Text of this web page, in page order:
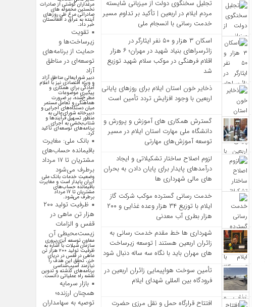
تجلیل سخنگوی دولت از میزبانی شایسته
مردم ایلام در اربعین | تأکید بر تداوم مسیر
خدمت‌ رسانی با انسجام ملی
اسکان ۳ هزار و ۵۰ نفر ایثارگر در
زائرسراهای بنیاد شهید در مهران؛ ۶ هزار
اقلام فرهنگی در موکب سلام شهید توزیع
شد
ذخایر خون استان ایلام برای روزهای پایانی
اربعین با وجود افزایش تردد تأمین است
گسترش همکاری‌ های آموزش و پرورش و
دانشگاه ملی مهارت استان ایلام در مسیر
توسعه آموزش‌های مهارتی
لزوم اصلاح ساختار تشکیلاتی و ایجاد
درآمدهای پایدار برای پایان دادن به بحران‌
های مالی شهرداری‌ ها
خدمت رسانی گسترده موکب شرکت گاز
ایلام با توزیع ۳۴ هزار وعده غذایی و ۲۰۰
هزار بطری آب معدنی
شهرداری‌ ها خط مقدم خدمت ‌رسانی به
زائران اربعین هستند | توسعه زیرساخت
‌های مهران باید با نگاه سه‌ ساله دنبال شود
تأمین سوخت هواپیمایی زائران اربعین در
فرودگاه بین المللی شهدای ایلام
افتتاح قرارگاه حمل‌ و نقل مرزی حضرت
مرغداران گوشتی از صادرات
نخستین محموله های
صادراتی مرغ طی روزهای
آینده به عراق د افغانستان
خبر داد.
تقویت
زیرساخت‌ها و
حمایت از برنامه‌های
توسعه‌ای در مناطق
آزاد
دبیر شورایعالی مناطق آزاد
و ویژه اقتصادی نیز با اعلام
آمادگی برای همکاری و
پیگیری موضوعات
مطرح‌شده، بر ضرورت
هماهنگی و تعامل مستمر
میان دستگاه‌های اجرایی و
دبیرخانه شورای‌عالی به
منظور تسهیل فرآیند‌ها و
شتاب‌بخشی به اجرای
برنامه‌های توسعه‌ای تأکید
کرد.
بانک ملی: مغایرت
باقیمانده حساب‌های
مشتریان تا ۱۷ مرداد
برطرف می‌شود
وضعیت خدمات بانک ملی
ایران پایدار است و مغایرت‌
باقیمانده حساب‌های
مشتریان تا 17 مرداد
برطرف می‌شود.
ظرفیت تولید ۲۰۰
هزار تن ماهی در
قفس و الزامات
زیست‌محیطی آن
معاون توسعه آبزی‌پروری
سازمان شیلات با اشاره به
ظرفیت تولید ۲۰۰ هزار تن
ماهی در قفس در دریای
خزر، تحقق این هدف را
نیازمند آسیب‌شناسی
برنامه‌های گذشته و تدوین
نقشه راه عملیاتی دانست.
بازار سرمایه
همچنان ارزنده؛
توصیه به سهامداران